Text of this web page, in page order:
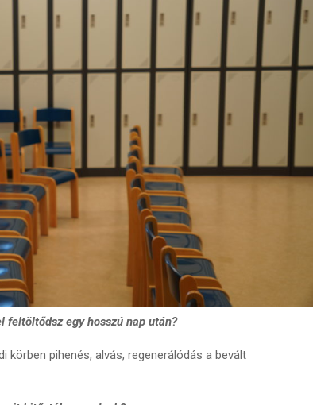
egy hosszú nap után?
körben pihenés, alvás, regenerálódás a bevált